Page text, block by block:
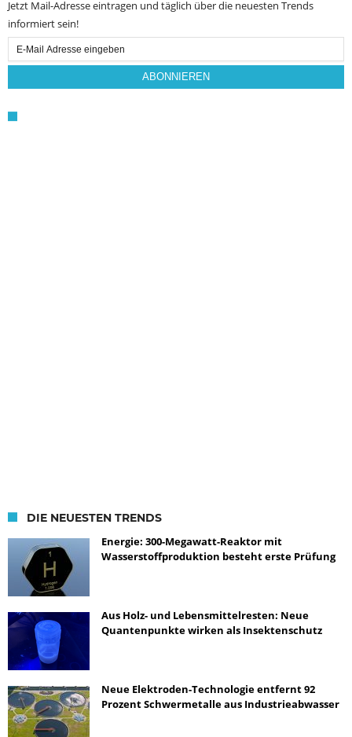
Jetzt Mail-Adresse eintragen und täglich über die neuesten Trends
informiert sein!
Email
Subscription
ABONNIEREN
DIE NEUESTEN TRENDS
Energie: 300-Megawatt-Reaktor mit
Wasserstoffproduktion besteht erste Prüfung
Aus Holz- und Lebensmittelresten: Neue
Quantenpunkte wirken als Insektenschutz
Neue Elektroden-Technologie entfernt 92
Prozent Schwermetalle aus Industrieabwasser